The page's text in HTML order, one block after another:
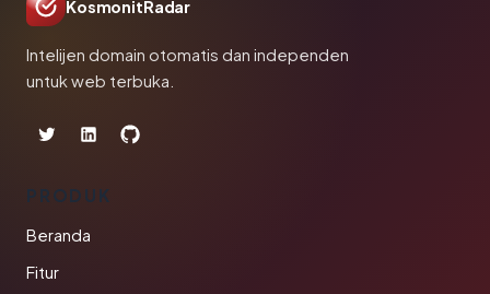
KosmonitRadar
Intelijen domain otomatis dan independen
untuk web terbuka.
PRODUK
Beranda
Fitur